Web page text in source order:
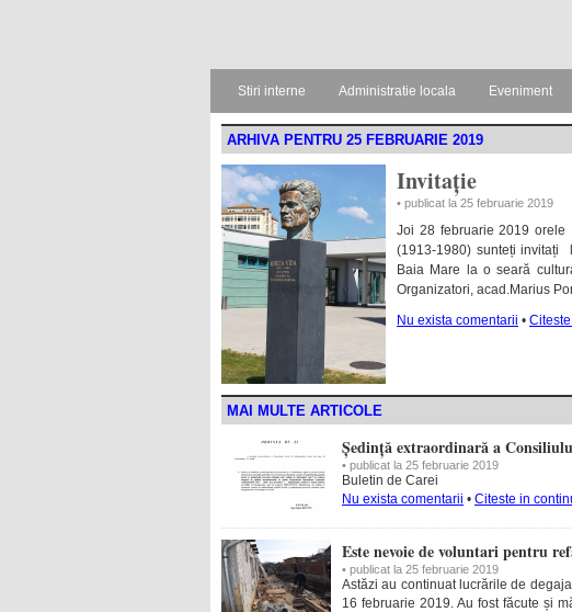
Stiri interne Administratie locala Eveniment
ARHIVA PENTRU 25 FEBRUARIE 2019
Invitație
• publicat la 25 februarie 2019
Joi 28 februarie 2019 orele
(1913-1980) sunteți invitați
Baia Mare la o seară
Organizatori, acad.Marius
Nu exista comentarii •
MAI MULTE ARTICOLE
Ședință extraordinară a
• publicat la 25 februarie 2019
Buletin de Carei
Nu exista comentarii • Citeste in
Este nevoie de voluntari pentru
• publicat la 25 februarie 2019
Astăzi au continuat lucrările de
16 februarie 2019. Au fost făcute și